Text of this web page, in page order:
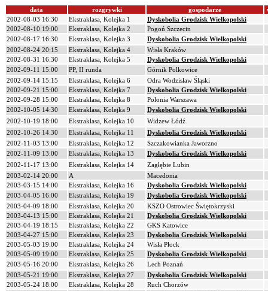
data rozgrywki gospodarze
2002-08-03 16:30
Ekstraklasa, Kolejka 1
Dyskobolia Grodzisk Wielkopolski
2002-08-10 19:00
Ekstraklasa, Kolejka 2
Pogoń Szczecin
2002-08-17 16:30
Ekstraklasa, Kolejka 3
Dyskobolia Grodzisk Wielkopolski
2002-08-24 20:15
Ekstraklasa, Kolejka 4
Wisła Kraków
2002-08-31 16:30
Ekstraklasa, Kolejka 5
Dyskobolia Grodzisk Wielkopolski
2002-09-11 15:00
PP, II runda
Górnik Polkowice
2002-09-14 15:15
Ekstraklasa, Kolejka 6
Odra Wodzisław Śląski
2002-09-21 15:00
Ekstraklasa, Kolejka 7
Dyskobolia Grodzisk Wielkopolski
2002-09-28 15:00
Ekstraklasa, Kolejka 8
Polonia Warszawa
2002-10-05 14:30
Ekstraklasa, Kolejka 9
Dyskobolia Grodzisk Wielkopolski
2002-10-19 18:00
Ekstraklasa, Kolejka 10
Widzew Łódź
2002-10-26 14:30
Ekstraklasa, Kolejka 11
Dyskobolia Grodzisk Wielkopolski
2002-11-03 13:00
Ekstraklasa, Kolejka 12
Szczakowianka Jaworzno
2002-11-09 13:00
Ekstraklasa, Kolejka 13
Dyskobolia Grodzisk Wielkopolski
2002-11-17 13:00
Ekstraklasa, Kolejka 14
Zagłębie Lubin
2003-02-14 20:00
A
Macedonia
2003-03-15 14:00
Ekstraklasa, Kolejka 16
Dyskobolia Grodzisk Wielkopolski
2003-04-05 16:00
Ekstraklasa, Kolejka 19
Dyskobolia Grodzisk Wielkopolski
2003-04-09 18:00
Ekstraklasa, Kolejka 20
KSZO Ostrowiec Świętokrzyski
2003-04-13 15:00
Ekstraklasa, Kolejka 21
Dyskobolia Grodzisk Wielkopolski
2003-04-19 18:15
Ekstraklasa, Kolejka 22
GKS Katowice
2003-04-27 15:00
Ekstraklasa, Kolejka 23
Dyskobolia Grodzisk Wielkopolski
2003-05-03 19:00
Ekstraklasa, Kolejka 24
Wisła Płock
2003-05-09 19:00
Ekstraklasa, Kolejka 25
Dyskobolia Grodzisk Wielkopolski
2003-05-16 20:00
Ekstraklasa, Kolejka 26
Lech Poznań
2003-05-21 19:00
Ekstraklasa, Kolejka 27
Dyskobolia Grodzisk Wielkopolski
2003-05-24 18:00
Ekstraklasa, Kolejka 28
Ruch Chorzów